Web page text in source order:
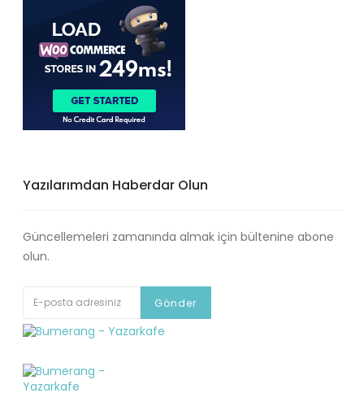
Yazılarımdan Haberdar Olun
Güncellemeleri zamanında almak için bültenine abone
olun.